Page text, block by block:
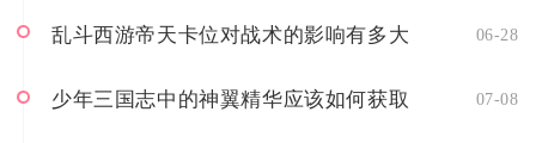
乱斗西游帝天卡位对战术的影响有多大 06-28
少年三国志中的神翼精华应该如何获取 07-08